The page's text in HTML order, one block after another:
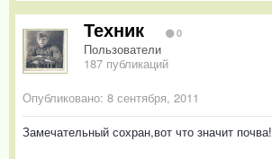
Техник 0
Пользователи
187 публикаций
Опубликовано: 8 сентября, 2011
Замечательный сохран,вот что значит почва!